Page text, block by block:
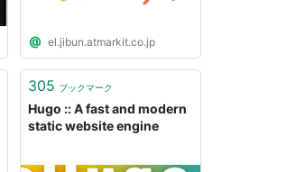
el.jibun.atmarkit.co.jp
305 ブックマーク
Hugo :: A fast and modern
static website engine